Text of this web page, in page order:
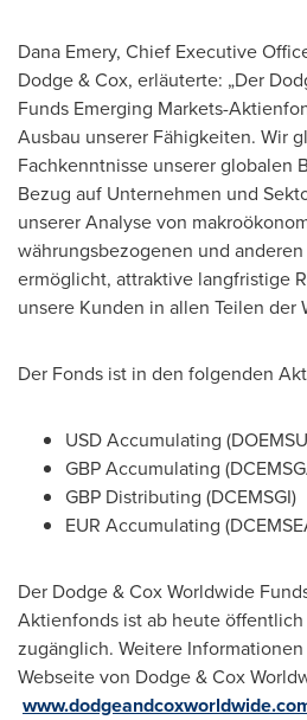
Dana Emery, Chief Executive
Dodge & Cox, erläuterte: „Der
Funds Emerging Markets-
Ausbau unserer Fähigkeiten. Wir
Fachkenntnisse unserer globalen
Bezug auf Unternehmen und
unserer Analyse von
währungsbezogenen und
ermöglicht, attraktive langfristige
unsere Kunden in allen Teilen der
Der Fonds ist in den folgenden
USD Accumulating
GBP Accumulating
GBP Distributing (DCEMSGI)
EUR Accumulating
Der Dodge& Cox Worldwide
Aktienfonds ist ab heute
zugänglich. Weitere
Webseite von Dodge & Cox